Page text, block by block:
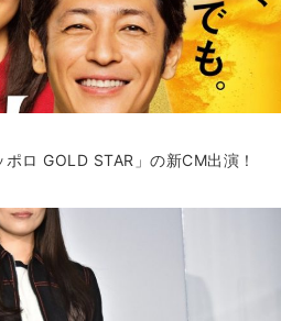
ロ GOLD STAR」の新CM出演！